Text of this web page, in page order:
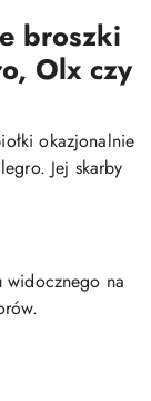
broszki
Olx czy
okazjonalnie
Jej skarby
widocznego na